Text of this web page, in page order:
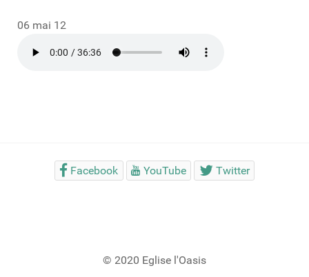
06 mai 12
Facebook YouTube Twitter
© 2020 Eglise l'Oasis